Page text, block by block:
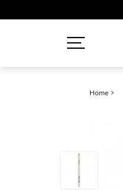
Home >
Solaire
Brumes